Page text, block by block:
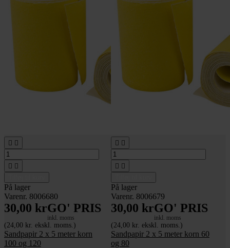
 
 
På lager
Varenr. 8006680
30,00 krGO' PRIS
inkl. moms
(24,00 kr. ekskl. moms.)
Sandpapir 2 x 5 meter korn
100 og 120
 
 
På lager
Varenr. 8006679
30,00 krGO' PRIS
inkl. moms
(24,00 kr. ekskl. moms.)
Sandpapir 2 x 5 meter korn 60
og 80